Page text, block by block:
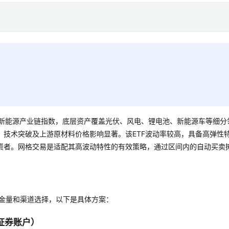
能源产业链指数，底层资产覆盖光伏、风电、锂电池、新能源车等细分
术突破及上游原材料价格影响显著。该ETF波动率较高，具备高弹性
。网格交易是适配其高波动特性的有效策略，通过区间内的自动买卖
和渠道选择，以下是具体方案：
账户）